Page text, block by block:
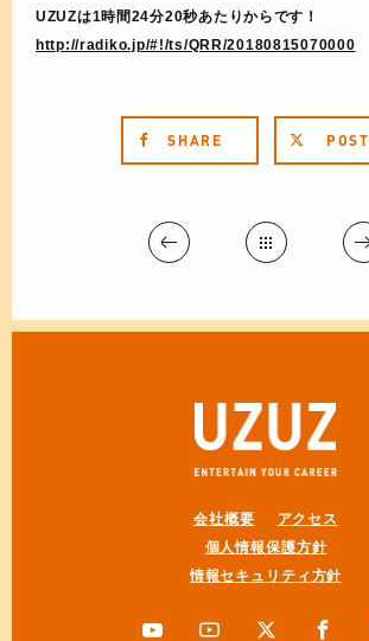
UZUZは1時間24分20秒あたりからです！
http://radiko.jp/#!/ts/QRR/20180815070000
SHARE POST
会社概要
アクセス
個人情報保護方針
情報セキュリティ方針